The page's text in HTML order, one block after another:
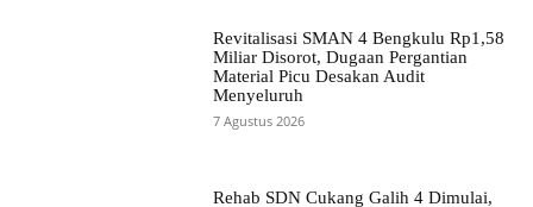
Revitalisasi SMAN 4 Bengkulu Rp1,58
Miliar Disorot, Dugaan Pergantian
Material Picu Desakan Audit
Menyeluruh
7 Agustus 2026
Rehab SDN Cukang Galih 4 Dimulai,